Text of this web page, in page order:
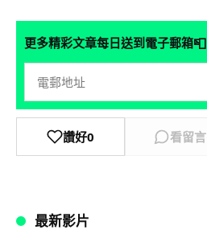
更多精彩文章每日送到電子郵箱📮
讚好0 看留言
最新影片